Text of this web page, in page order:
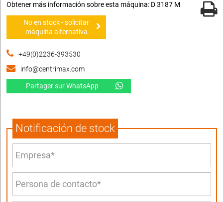
Obtener más información sobre esta máquina: D 3187 M
No en stock - solicitar
máquina alternativa
+49(0)2236-393530
info@centrimax.com
Partager sur WhatsApp
Notificación de stock